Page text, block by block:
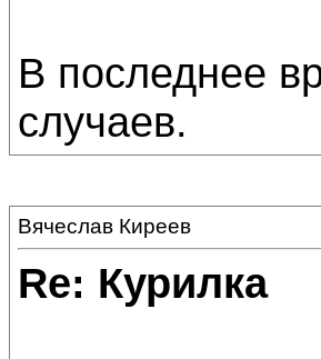
В последнее
случаев.
Вячеслав Киреев
Re: Курилка